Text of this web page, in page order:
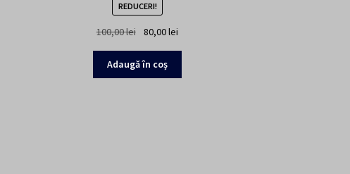
REDUCERI!
100,00lei
Prețul
a
fost:
80,00lei
80,00 lei.
Adaugă în coș